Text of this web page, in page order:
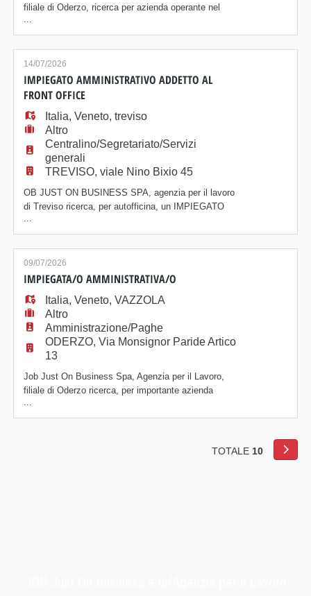
filiale di Oderzo, ricerca per azienda operante nel
settore logistico-commerciale AUTISTA ADDETTO/A
ALLE CONSEGNE PAT.B. La risorsa sarà inserita
all'interno del magazzino logistico e si occuperà della
consegna dei prodotti, tramite furgone aziendale a
temperatura controllata. Attività principali
...
14/07/2026
IMPIEGATO AMMINISTRATIVO ADDETTO AL
FRONT OFFICE
Italia, Veneto, treviso
Altro
Centralino/Segretariato/Servizi
generali
TREVISO, viale Nino Bixio 45
OB JUST ON BUSINESS SPA, agenzia per il lavoro
di Treviso ricerca, per autofficina, un IMPIEGATO
AMMINISTRATIVO. La risorsa si occuperà della
gestione delle pratiche amministrative e di un minimo
di contabilità. Si occuperà inoltre dell'accoglienza
clienti e della presa in carico dei servizi richiesti.
Gestirà le pratiche di manutenzione, revisi
...
09/07/2026
IMPIEGATA/O AMMINISTRATIVA/O
Italia, Veneto, VAZZOLA
Altro
Amministrazione/Paghe
ODERZO, Via Monsignor Paride Artico
13
Job Just On Business Spa, Agenzia per il Lavoro,
filiale di Oderzo ricerca, per importante azienda
operante nella progettazione e realizzazione di beni di
alta gamma, della zona di Vazzola (TV):
verrà inserita, in un contesto dinamico, a supporto
...
TOTALE 10